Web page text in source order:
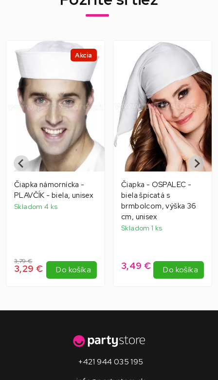
Akcia
Čiapka námornícka -
PLAVČÍK - biela, unisex
Skladom 4 ks
3,79 €
3,29 € Do košíka
Čiapka - OSPALEC -
biela špicatá s
brmbolcom, výška 36
cm, unisex
Skladom 1 ks
3,49 € Do košíka
+421 944 035 195